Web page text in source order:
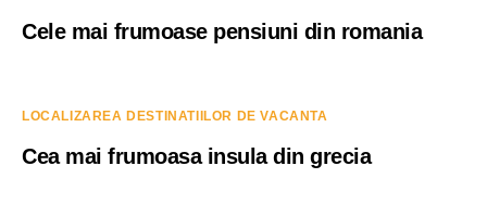
Cele mai frumoase pensiuni din romania
LOCALIZAREA DESTINATIILOR DE VACANTA
Cea mai frumoasa insula din grecia